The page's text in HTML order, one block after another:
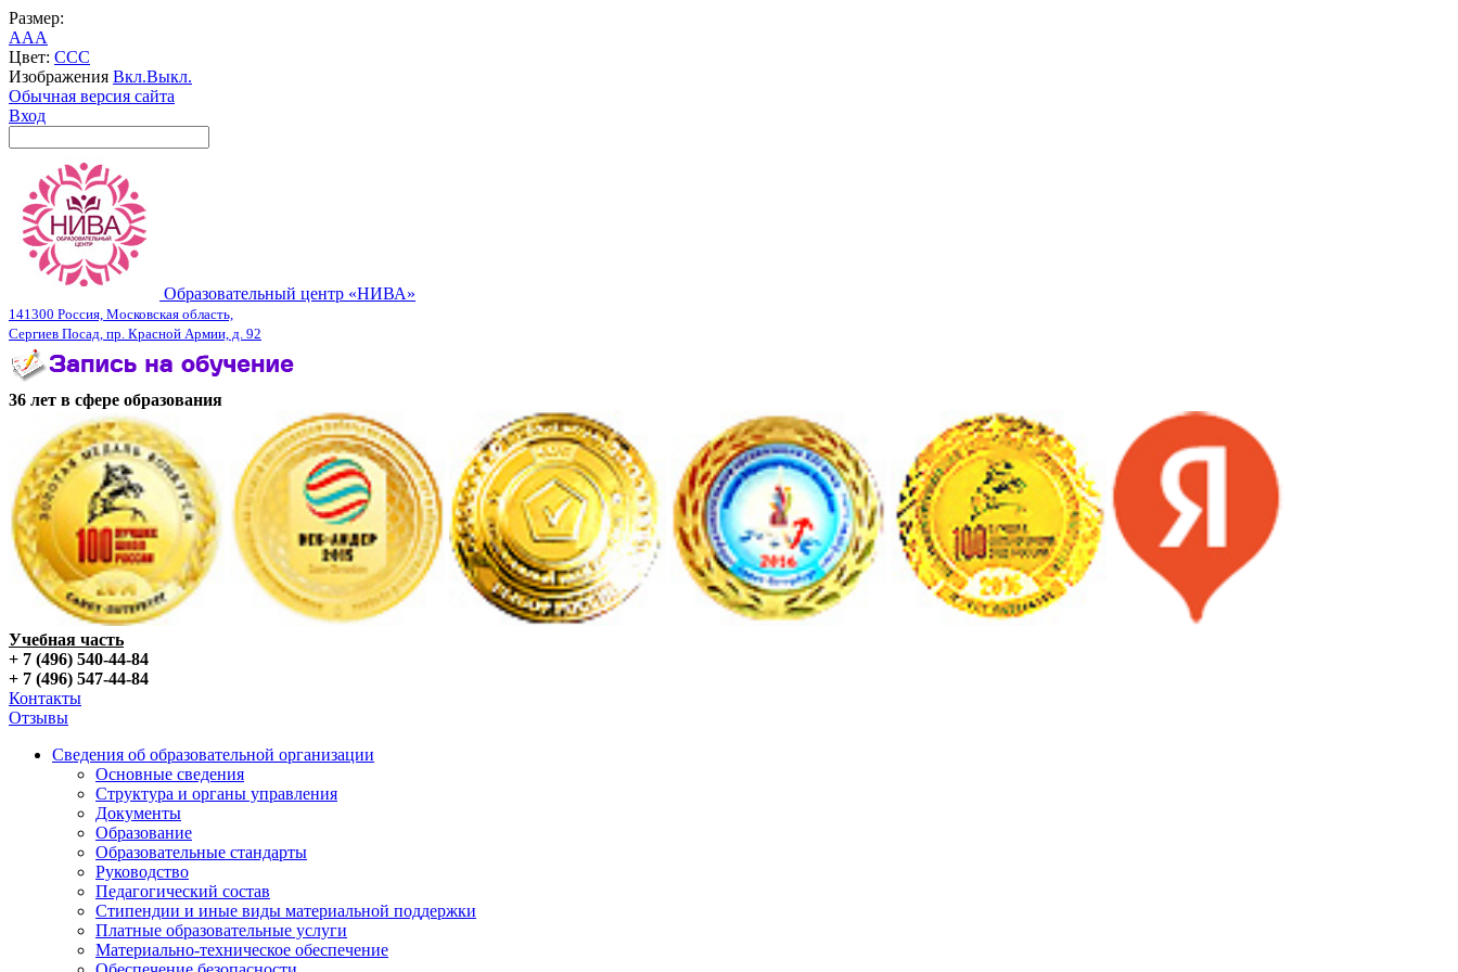
Размер:
AAA
Цвет: CCC
Изображения Вкл.Выкл.
Обычная версия сайта
Вход
Образовательный центр «НИВА»
141300 Россия, Московская область,
Сергиев Посад, пр. Красной Армии, д. 92
36 лет в сфере образования
Учебная часть
+ 7 (496) 540-44-84
+ 7 (496) 547-44-84
Контакты
Отзывы
Сведения об образовательной организации
Основные сведения
Структура и органы управления
Документы
Образование
Образовательные стандарты
Руководство
Педагогический состав
Стипендии и иные виды материальной поддержки
Платные образовательные услуги
Материально-техническое обеспечение